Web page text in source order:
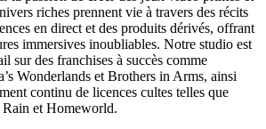
riches prennent vie à travers des récits
en direct et des produits dérivés, offrant
immersives inoubliables. Notre studio est
sur des franchises à succès comme
Wonderlands et Brothers in Arms, ainsi
continu de licences cultes telles que
et Homeworld.